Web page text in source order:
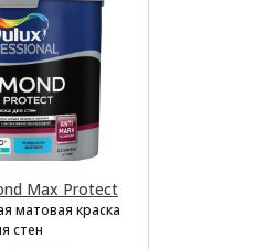
Max Protect
матовая краска
стен